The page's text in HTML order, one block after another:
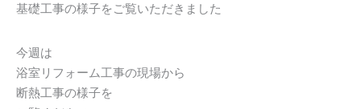
基礎工事の様子をご覧いただきました
今週は
浴室リフォーム工事の現場から
断熱工事の様子を